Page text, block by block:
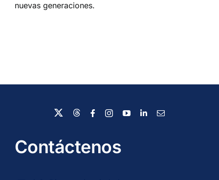
nuevas generaciones.
Contáctenos